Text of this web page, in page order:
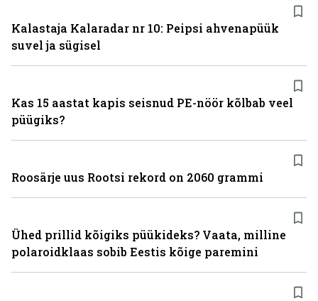
Kalastaja Kalaradar nr 10: Peipsi ahvenapüük
suvel ja sügisel
Kas 15 aastat kapis seisnud PE-nöör kõlbab veel
püügiks?
Roosärje uus Rootsi rekord on 2060 grammi
Ühed prillid kõigiks püükideks? Vaata, milline
polaroidklaas sobib Eestis kõige paremini